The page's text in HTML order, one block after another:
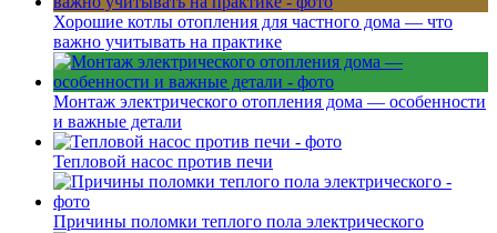
Хорошие котлы отопления для частного дома — что
важно учитывать на практике
Монтаж электрического отопления дома — особенности
и важные детали
Тепловой насос против печи
Причины поломки теплого пола электрического